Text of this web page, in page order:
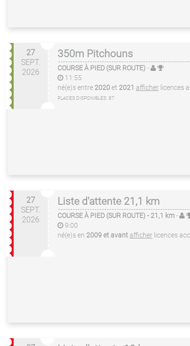
27
SEPT.
2026
350m Pitchouns
COURSE À PIED (SUR ROUTE) -
11:55
né(e)s entre 2020et 2021 afficher licences
PLACES DISPONIBLES: 87
27
SEPT.
2026
Liste d'attente 21,1 km
COURSE À PIED (SUR ROUTE) - 21,1 km-
9:00
né(e)s en 2009 et avantafficher licences